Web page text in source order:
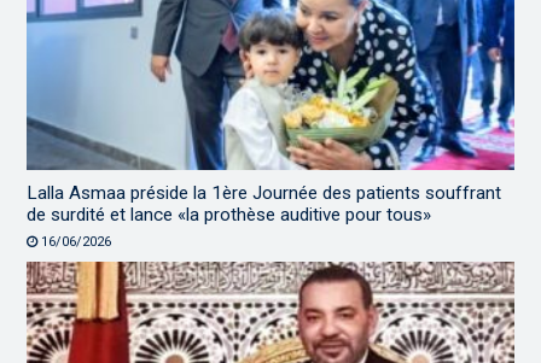
Lalla Asmaa préside la 1ère Journée des patients souffrant
de surdité et lance «la prothèse auditive pour tous»
16/06/2026